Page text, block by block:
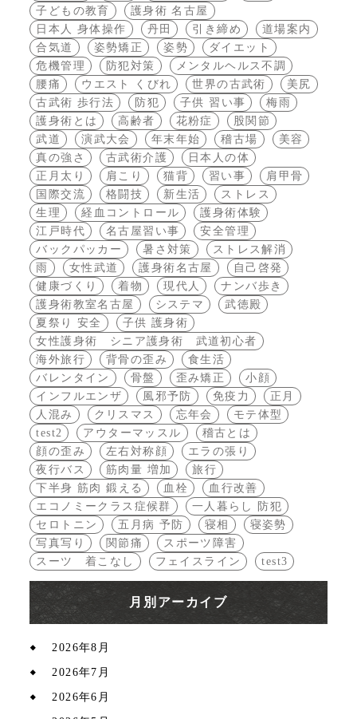
子どもの教育
護身術 名古屋
日本人 身体操作
丹田 引き締め
道場案内
合気道
姿勢矯正 姿勢
ダイエット
危機管理
防犯対策
メンタルヘルス不調
腰痛
ウエスト くびれ 世界の古武術
美尻
古武術 歩行法
防犯 子供 習い事
梅雨
護身術とは
高齢者 花粉症
股関節
武道
演武大会 年末年始 稽古場
美容
真の強さ
古武術介護
日本人の体
正月太り
肩こり 猫背 習い事
肩甲骨
国際交流
格闘技 新生活
ストレス
生理
経血コントロール
護身術体験
江戸時代
名古屋習い事
安全管理
バックパッカー
暑さ対策
ストレス解消
雨
女性武道 護身術名古屋
自己啓発
健康づくり
着物 現代人
ナンバ歩き
護身術教室名古屋
システマ
武徳殿
夏祭り 安全
子供 護身術
女性護身術 シニア護身術 武道初心者
海外旅行
背骨の歪み
食生活
バレンタイン
骨盤 歪み矯正
小顔
インフルエンザ
風邪予防 免疫力
正月
人混み
クリスマス 忘年会
モテ体型
test2
アウターマッスル
稽古とは
顔の歪み
左右対称顔
エラの張り
夜行バス
筋肉量 増加
旅行
下半身 筋肉 鍛える
血栓
血行改善
エコノミークラス症候群
一人暮らし 防犯
セロトニン
五月病 予防 寝相
寝姿勢
写真写り
関節痛
スポーツ障害
スーツ 着こなし
フェイスライン test3
月別アーカイブ
2026年8月
2026年7月
2026年6月